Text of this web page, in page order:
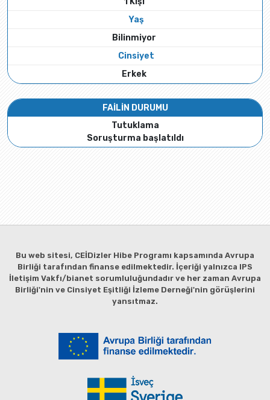
Yaş
Bilinmiyor
Cinsiyet
Erkek
FAİLİN DURUMU
Tutuklama
Soruşturma başlatıldı
Bu web sitesi, CEİDizler Hibe Programı kapsamında Avrupa
Birliği tarafından finanse edilmektedir. İçeriği yalnızca IPS
İletişim Vakfı/bianet sorumluluğundadır ve her zaman Avrupa
Birliği'nin ve Cinsiyet Eşitliği İzleme Derneği'nin görüşlerini
yansıtmaz.